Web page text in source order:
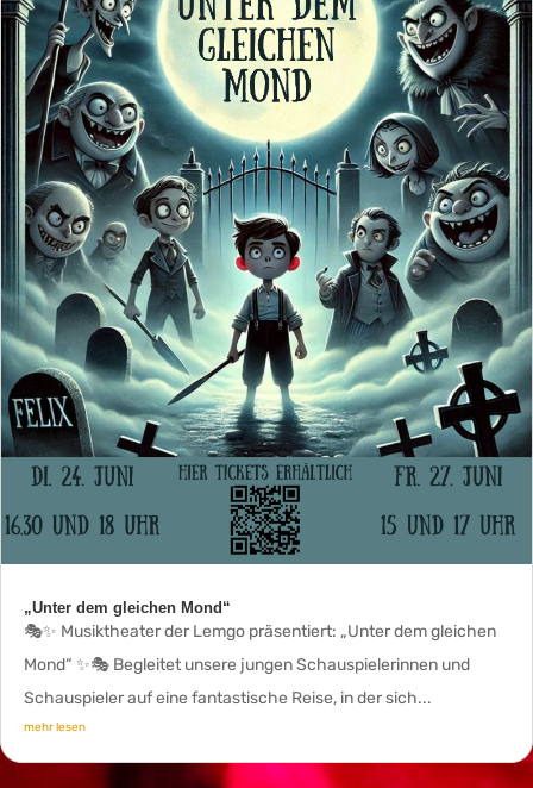
„Unter dem gleichen Mond“
🎭✨ Musiktheater der Lemgo präsentiert: „Unter dem gleichen
Mond“ ✨🎭 Begleitet unsere jungen Schauspielerinnen und
Schauspieler auf eine fantastische Reise, in der sich...
mehr lesen